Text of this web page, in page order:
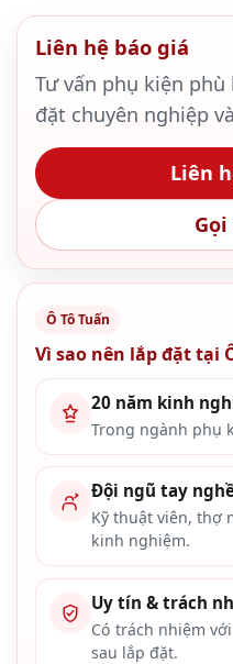
Liên hệ báo giá
Tư vấn phụ kiện
đặt chuyên nghiệp
Liên
Ô Tô Tuấn
Vì sao nên lắp đặt tại
20 năm kinh
Trong ngành phụ
Đội ngũ tay
Kỹ thuật viên, thợ
kinh nghiệm.
Uy tín & trách
Có trách nhiệm
sau lắp đặt.